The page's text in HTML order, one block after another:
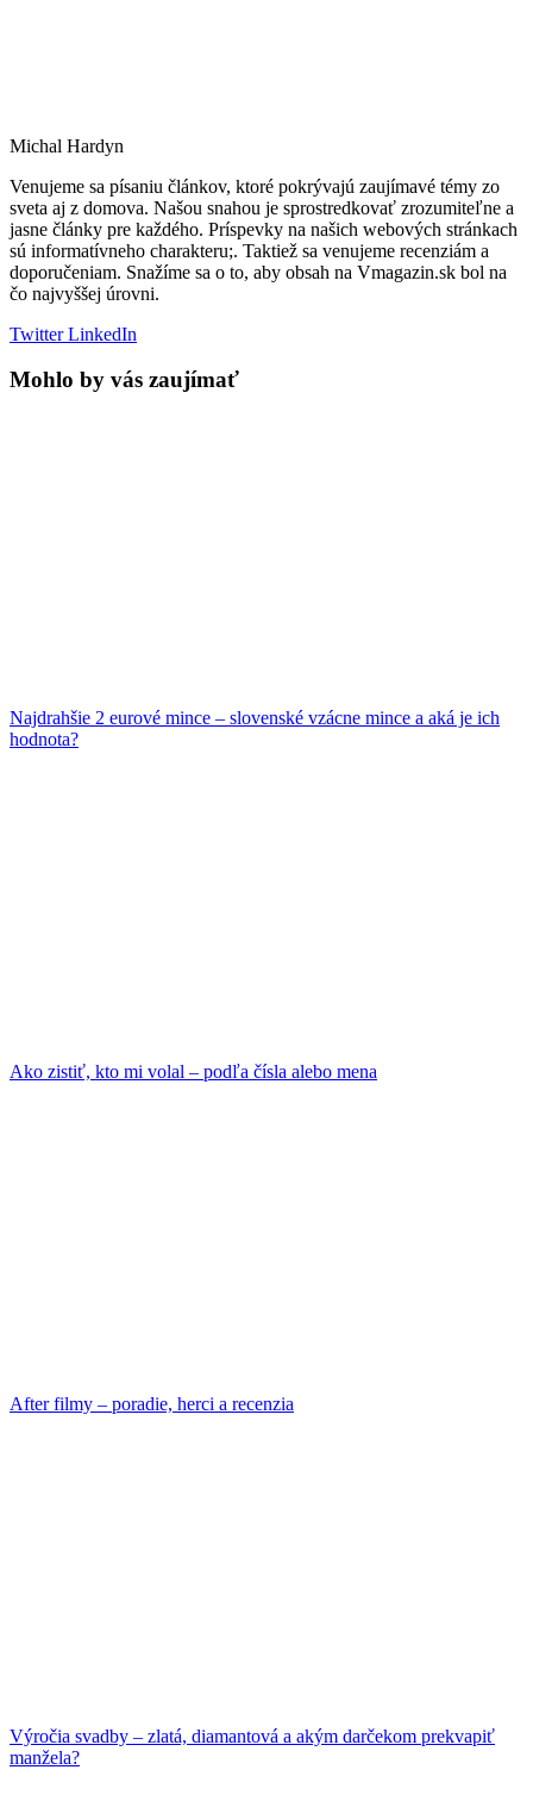
Michal Hardyn
Venujeme sa písaniu článkov, ktoré pokrývajú zaujímavé témy zo
sveta aj z domova. Našou snahou je sprostredkovať zrozumiteľne a
jasne články pre každého. Príspevky na našich webových stránkach
sú informatívneho charakteru;. Taktiež sa venujeme recenziám a
doporučeniam. Snažíme sa o to, aby obsah na Vmagazin.sk bol na
čo najvyššej úrovni.
TwitterLinkedIn
Mohlo by vás zaujímať
Najdrahšie 2 eurové mince – slovenské vzácne mince a aká je ich
hodnota?
Ako zistiť, kto mi volal – podľa čísla alebo mena
After filmy – poradie, herci a recenzia
Výročia svadby – zlatá, diamantová a akým darčekom prekvapiť
manžela?